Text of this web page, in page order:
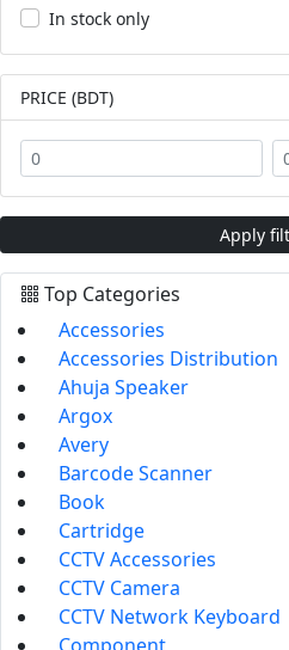
In stock only
PRICE (BDT)
Apply
Top Categories
Accessories
Accessories Distribution
Ahuja Speaker
Argox
Avery
Barcode Scanner
Book
Cartridge
CCTV Accessories
CCTV Camera
CCTV Network Keyboard